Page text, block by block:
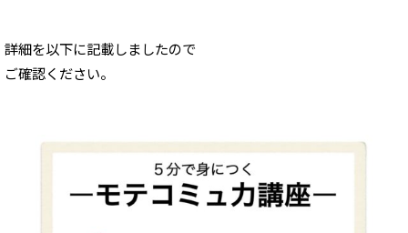
詳細を以下に記載しましたので
ご確認ください。